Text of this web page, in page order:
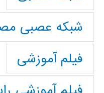
شبکه عصبی
فیلم آموزشی